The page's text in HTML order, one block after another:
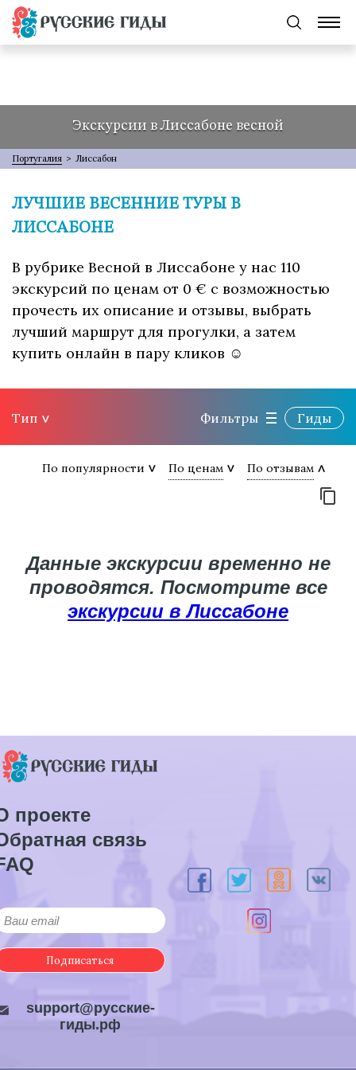
Экскурсии в Лиссабоне весной
Португалия > Лиссабон
ЛУЧШИЕ ВЕСЕННИЕ ТУРЫ В
ЛИССАБОНЕ
В рубрике Весной в Лиссабоне у нас 110
экскурсий по ценам от 0 € с возможностью
прочесть их описание и отзывы, выбрать
лучший маршрут для прогулки, а затем
купить онлайн в пару кликов ☺
Тип Фильтры Гиды
По популярности По ценам По отзывам
Данные экскурсии временно не
проводятся. Посмотрите все
экскурсии в Лиссабоне
проекте
связь
Подписаться
support@русские-
гиды.рф